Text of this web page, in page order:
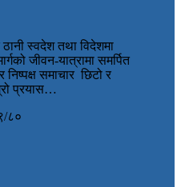
ठानी स्वदेश तथा विदेशमा
जीवन-यात्रामा समर्पित
समाचार छिटो र
प्रयास…
८०